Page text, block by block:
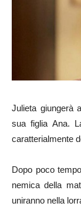
Julieta giungerà
sua figlia Ana.
caratterialmente
Dopo poco
nemica della
uniranno nella